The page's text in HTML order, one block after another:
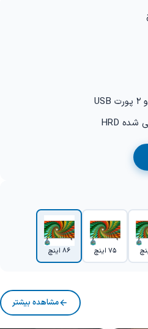
75 اینچ 86 اینچ
مشاهده بیشتر